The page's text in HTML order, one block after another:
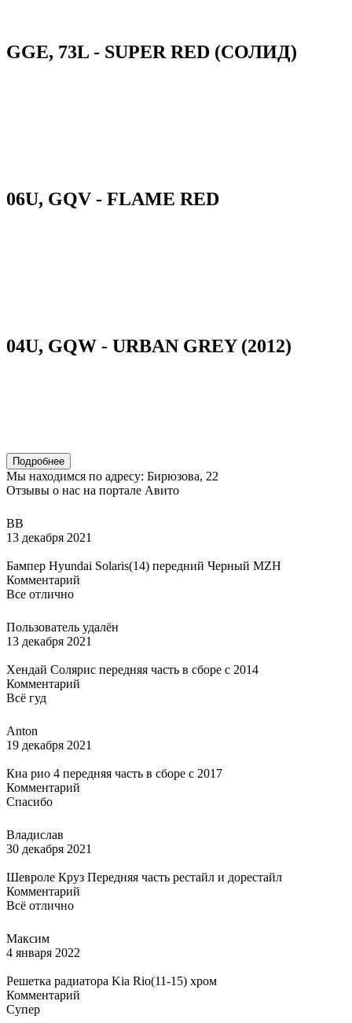
GGE, 73L - SUPER RED (СОЛИД)
06U, GQV - FLAME RED
04U, GQW - URBAN GREY (2012)
Подробнее
Мы находимся по адресу: Бирюзова, 22
Отзывы о нас на портале Авито
ВВ
13 декабря 2021
Бампер Hyundai Solaris(14) передний Черный MZH
Комментарий
Все отлично
Пользователь удалён
13 декабря 2021
Хендай Солярис передняя часть в сборе с 2014
Комментарий
Всё гуд
Anton
19 декабря 2021
Киа рио 4 передняя часть в сборе с 2017
Комментарий
Спасибо
Владислав
30 декабря 2021
Шевроле Круз Передняя часть рестайл и дорестайл
Комментарий
Всё отлично
Максим
4 января 2022
Решетка радиатора Kia Rio(11-15) хром
Комментарий
Супер